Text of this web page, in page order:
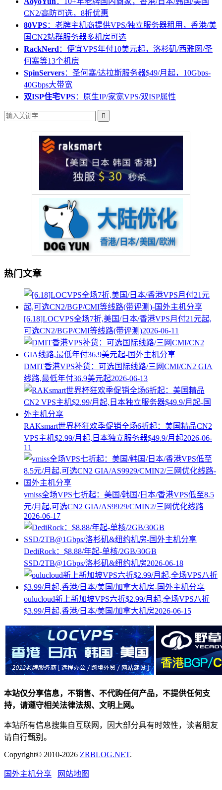
CN2/高防可选，8折优惠
80VPS：老牌主机商提供VPS/独立服务器租用，香港/美
国CN2站群服务器多机房可选
RackNerd ：便宜VPS年付10美元起，洛杉矶/西雅图/圣
何塞等13个机房
SpinServers：圣何塞/达拉斯服务器$49/月起，10Gbps-
40Gbps大带宽
双ISP住宅VPS：原生IP/家宽VPS/双ISP属性

热门文章
[6.18]LOCVPS全场7折,美国/日本/香港VPS月付21元起,
可选CN2/BGP/CMI等线路(带评测)2026-06-11
DMIT香港VPS补货：可选国际线路/三网CMI/CN2 GIA
线路,最低年付36.9美元起2026-06-13
RAKsmart世界杯狂欢季促销全场6折起：美国精品CN2
VPS主机$2.99/月起,日本独立服务器$49.9/月起2026-06-
11
vmiss全场VPS七折起：美国/韩国/日本/香港VPS低至8.5
元/月起,可选CN2 GIA/AS9929/CMIN2/三网优化线路
2026-06-17
DediRock：$8.88/年起-单核/2GB/30GB
SSD/2TB@1Gbps/洛杉矶&纽约机房2026-06-18
oulucloud新上新加坡VPS六折$2.99/月起,全场VPS八折
$3.99/月起,香港/日本/美国/加拿大机房2026-06-15
本站仅分享信息，不销售、不代购任何产品，不提供任何支
持，请遵守相关法律法规、文明上网。
本站所有信息搜集自互联网，因大部分具有时效性，读者朋友
请自行甄别。
Copyright© 2010-2026 ZRBLOG.NET.
国外主机分享 网站地图